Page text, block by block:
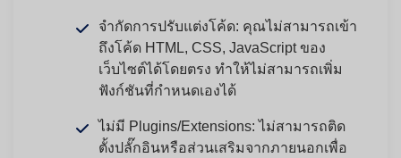
จำกัดการปรับแต่งโค้ด: คุณไม่สามารถเข้า
ถึงโค้ด HTML, CSS, JavaScript ของ
เว็บไซต์ได้โดยตรง ทำให้ไม่สามารถเพิ่ม
ฟังก์ชันที่กำหนดเองได้
ไม่มี Plugins/Extensions: ไม่สามารถติด
ตั้งปลั๊กอินหรือส่วนเสริมจากภายนอกเพื่อ